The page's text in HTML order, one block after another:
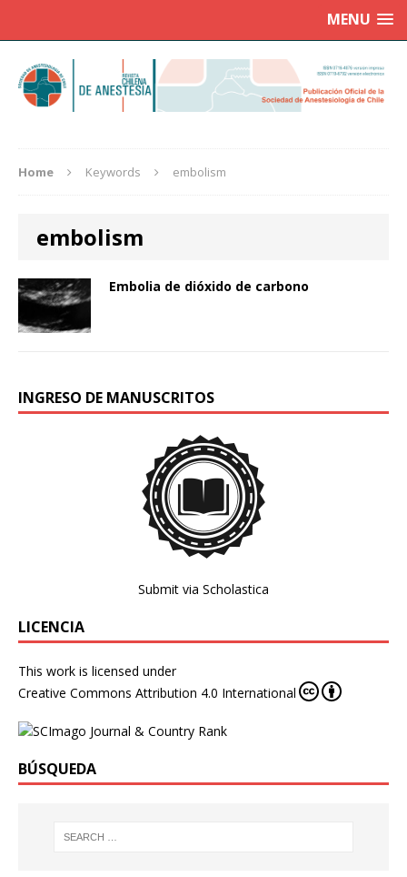
MENU
Home Keywords embolism
embolism
Embolia de dióxido de carbono
INGRESO DE MANUSCRITOS
Submit via Scholastica
LICENCIA
This work is licensed under
Creative Commons Attribution 4.0 International
BÚSQUEDA